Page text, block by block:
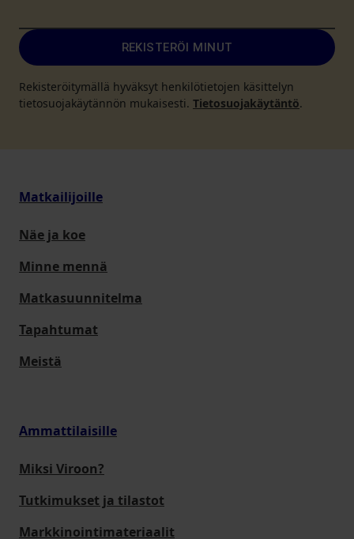
REKISTERÖI MINUT
Rekisteröitymällä hyväksyt henkilötietojen käsittelyn
tietosuojakäytännön mukaisesti. Tietosuojakäytäntö.
Matkailijoille
Näe ja koe
Minne mennä
Matkasuunnitelma
Tapahtumat
Meistä
Ammattilaisille
Miksi Viroon?
Tutkimukset ja tilastot
Markkinointimateriaalit